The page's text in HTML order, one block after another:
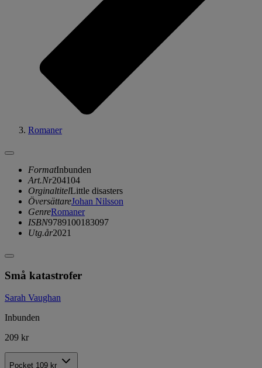
Romaner
FormatInbunden
Art.Nr204104
OrginaltitelLittle disasters
ÖversättareJohan Nilsson
GenreRomaner
ISBN9789100183097
Utg.år2021
Små katastrofer
Sarah Vaughan
Inbunden
209 kr
Pocket 109 kr